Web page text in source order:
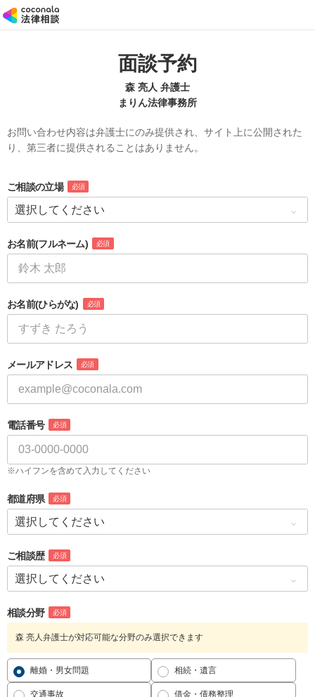
面談予約
森 亮人 弁護士
まりん法律事務所
お問い合わせ内容は弁護士にのみ提供され、サイト上に公開された
り、第三者に提供されることはありません。
ご相談の立場 必須
お名前(フルネーム) 必須
お名前(ひらがな) 必須
メールアドレス 必須
電話番号 必須
※ハイフンを含めて入力してください
都道府県 必須
ご相談歴 必須
相談分野 必須
森 亮人弁護士が対応可能な分野のみ選択できます
離婚・男女問題 相続・遺言
交通事故 借金・債務整理